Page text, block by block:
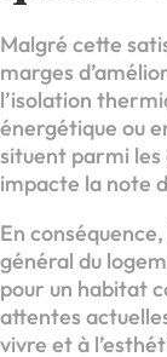
Malgré cette
marges
l’isolation
énergétique ou
situent parmi les
impacte la note
En
général du
pour un habitat
attentes
vivre et à